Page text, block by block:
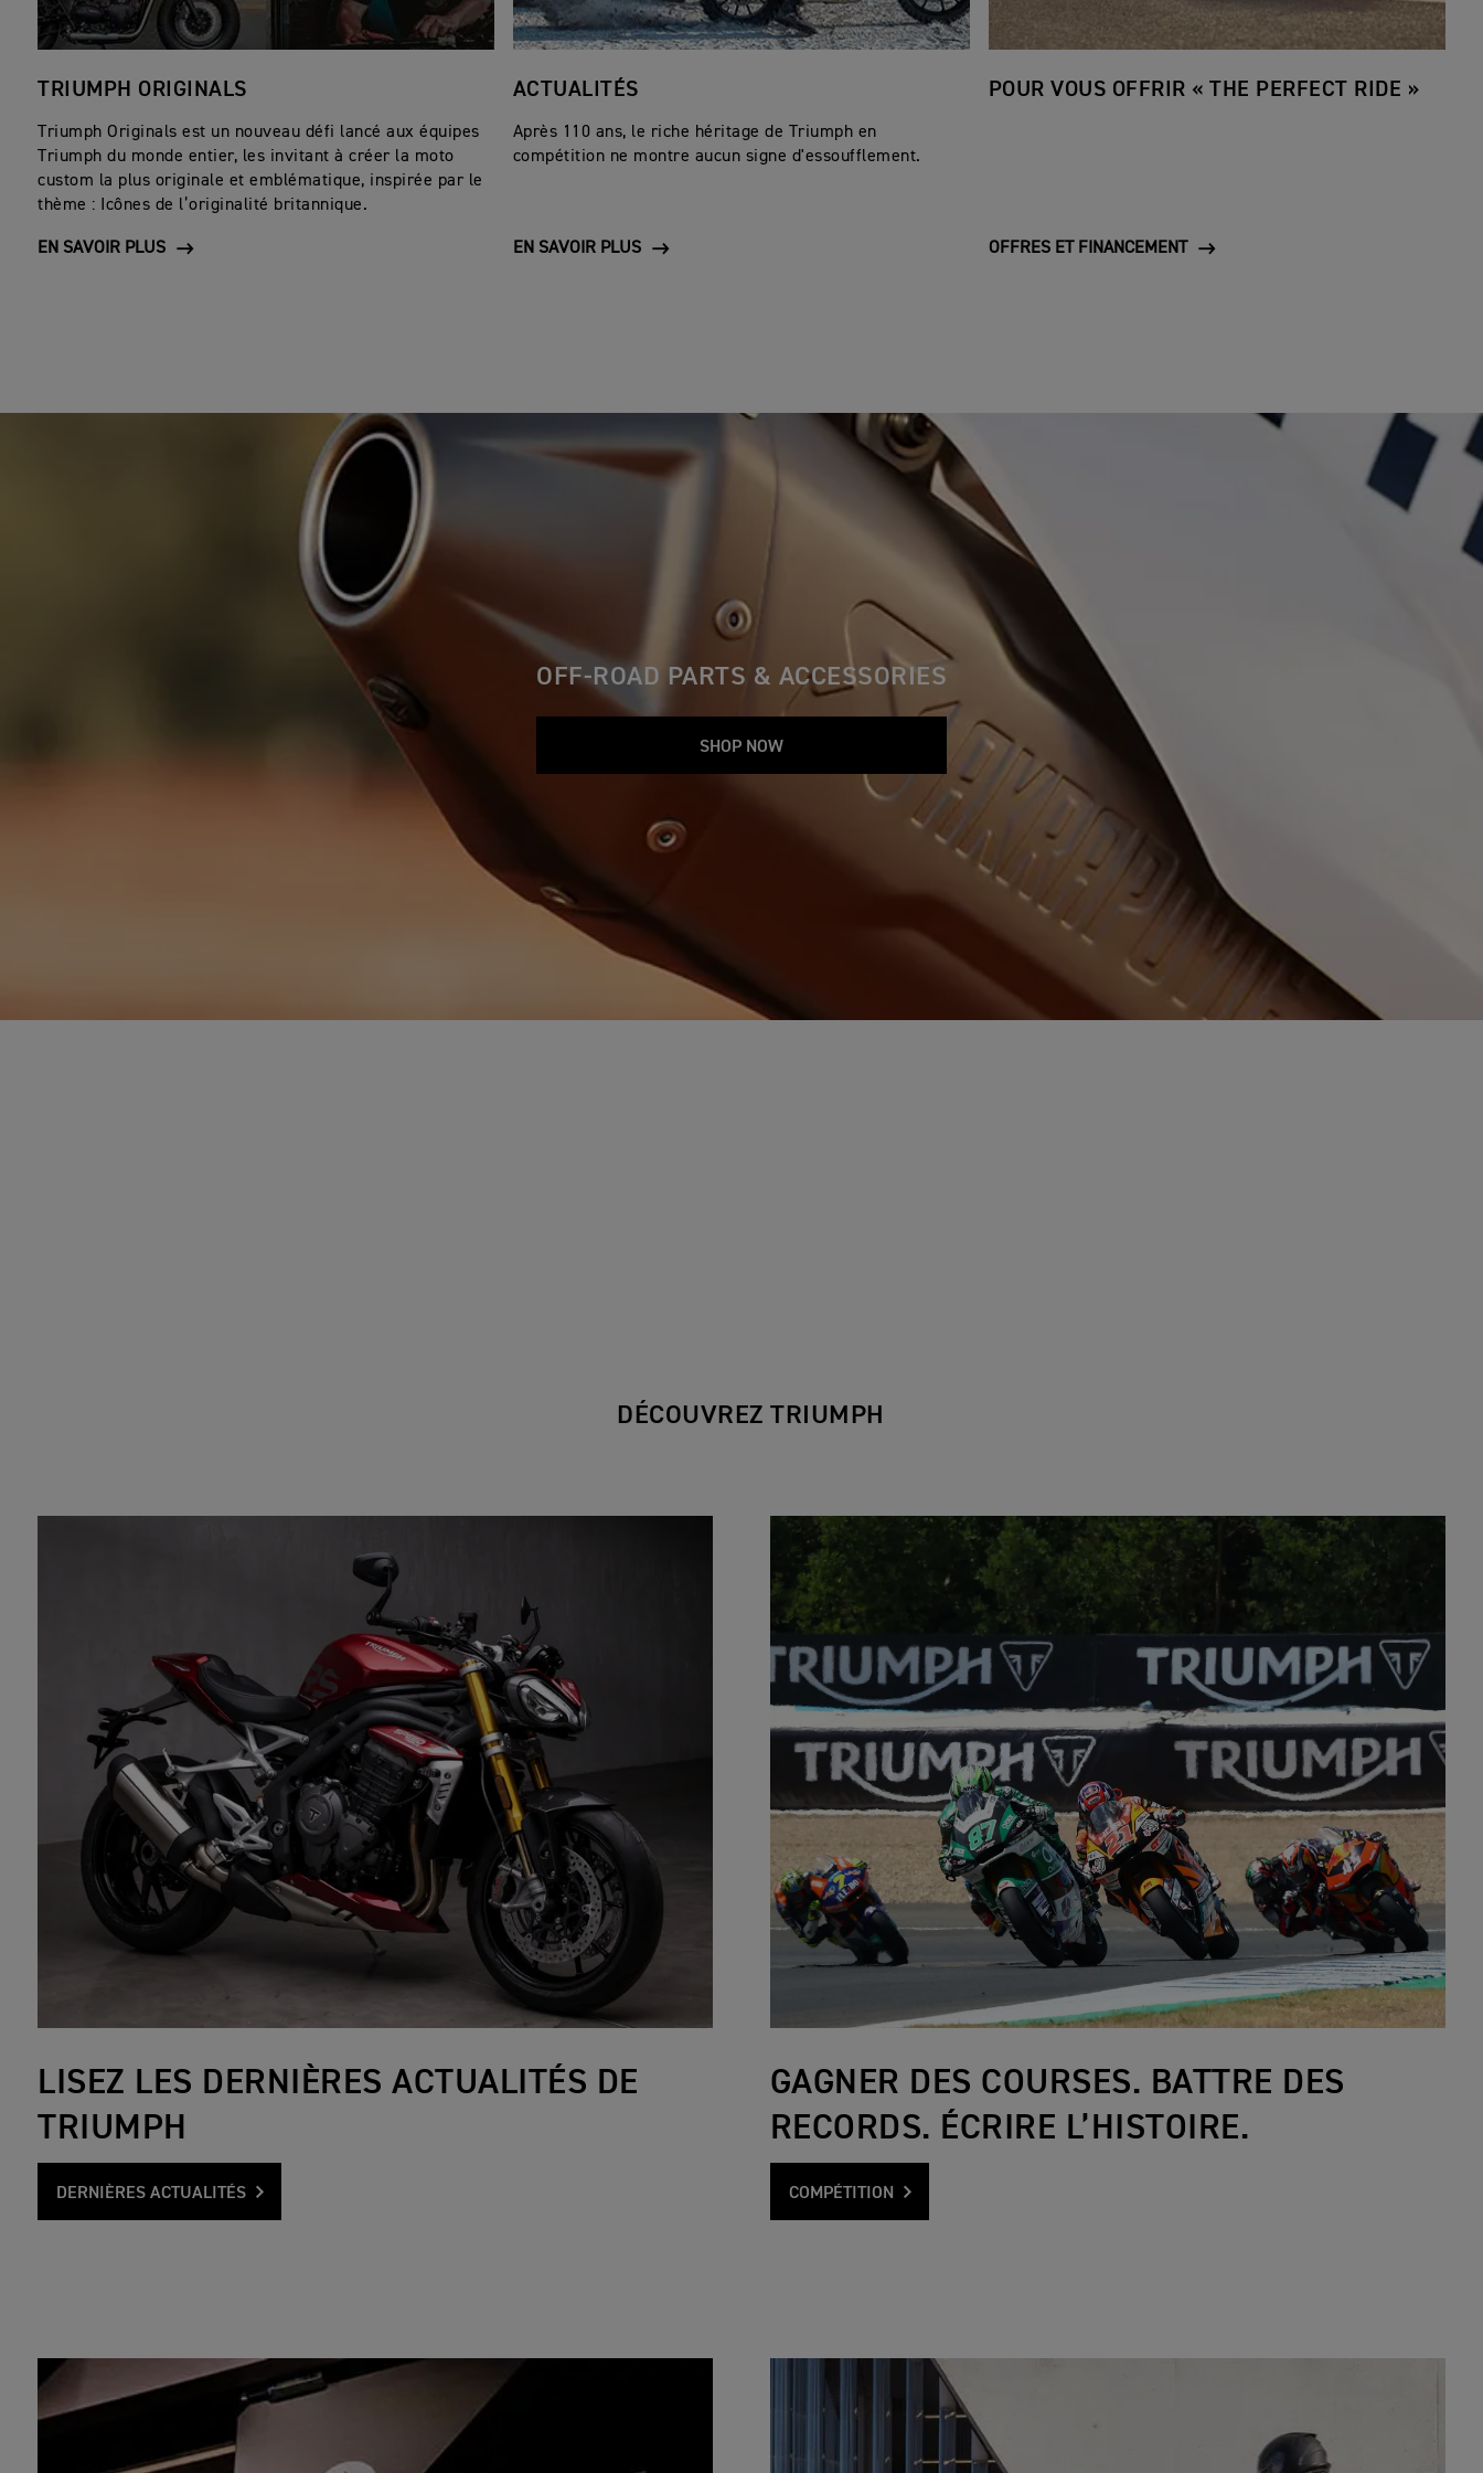
TRIUMPH ORIGINALS
Triumph Originals est un nouveau défi lancé aux équipes
Triumph du monde entier, les invitant à créer la moto
custom la plus originale et emblématique, inspirée par le
thème : Icônes de l’originalité britannique.
EN SAVOIR PLUS
ACTUALITÉS
Après 110 ans, le riche héritage de Triumph en
compétition ne montre aucun signe d'essoufflement.
EN SAVOIR PLUS
POUR VOUS OFFRIR « THE PERFECT RIDE »
OFFRES ET FINANCEMENT
OFF-ROAD PARTS & ACCESSORIES
SHOP NOW
DÉCOUVREZ TRIUMPH
LISEZ LES DERNIÈRES ACTUALITÉS DE
TRIUMPH
DERNIÈRES ACTUALITÉS
GAGNER DES COURSES. BATTRE DES
RECORDS. ÉCRIRE L’HISTOIRE.
COMPÉTITION